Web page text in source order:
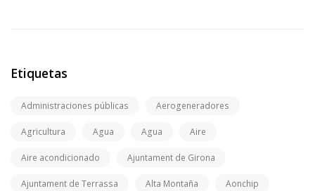
Etiquetas
Administraciones públicas Aerogeneradores
Agricultura Agua Agua Aire
Aire acondicionado Ajuntament de Girona
Ajuntament de Terrassa Alta Montaña Aonchip